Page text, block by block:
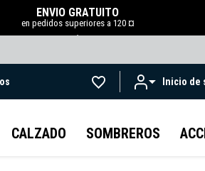
ENVÍO GRATUITO
en pedidos superiores a 120 ¤
.
Inicio
CALZADO SOMBREROS